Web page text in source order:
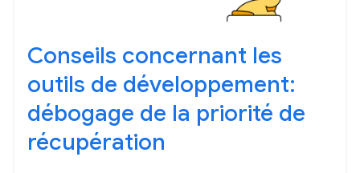
Conseils concernant les
outils de développement:
débogage de la priorité de
récupération